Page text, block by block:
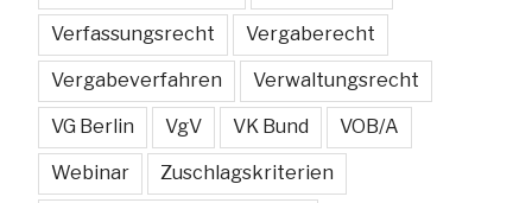
Verfassungsrecht Vergaberecht
Vergabeverfahren Verwaltungsrecht
VG Berlin VgV VK Bund VOB/A
Webinar Zuschlagskriterien